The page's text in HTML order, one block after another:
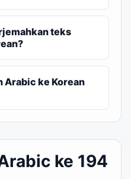
teks
Arabic ke Korean
ke 194